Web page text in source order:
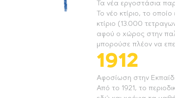
Τα νέα εργοστάσια
Το νέο κτίριο, το
κτίριο (13.000
αφού ο χώρος στην
μπορούσε πλέον να
1912
Αφοσίωση στην
Από το 1921, το